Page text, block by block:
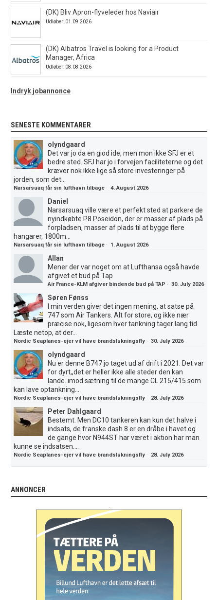
(DK) Bliv Apron-flyveleder hos Naviair
Udløber: 01.09.2026
(DK) Albatros Travel is looking for a Product
Manager, Africa
Udløber: 08.08.2026
Indryk jobannonce
SENESTE KOMMENTARER
olyndgaard
Det var jo da en giod ide, men mon ikke SFJ er et
bedre sted..SFJ har jo i forvejen faciliteterne og det
kræver nok ikke lige så store investeringer på
jorden, som det...
Narsarsuaq får sin lufthavn tilbage ·4. August 2026
Daniel
Narsarsuaq ville være et perfekt sted at parkere de
nyindkøbte P8 Poseidon, der er masser af plads på
forpladsen, masser af plads til at bygge flere
hangarer, 1800m...
Narsarsuaq får sin lufthavn tilbage · 1. August 2026
Allan
Mener der var noget om at Lufthansa også havde
afgivet et bud på Tap
Air France-KLM afgiver bindende bud på TAP ·30. July 2026
Søren Fønss
I min verden giver det ingen mening, at satse på
747 som Air Tankers. Alt for store, og ikke nær
præcise nok, ligesom hver tankning tager lang tid.
Læste netop, at der...
Nordic Seaplanes-ejer vil have brandslukningsfly ·30. July 2026
olyndgaard
Nu er denne B747 jo taget ud af drift i 2021. Det var
for dyrt,,det er heller ikke alle steder den kan
lande..imod sætning til de mange CL 215/415 som
kan lave optankning...
Nordic Seaplanes-ejer vil have brandslukningsfly · 28. July 2026
Peter Dahlgaard
Bestemt. Men DC10 tankeren kan kun det halve i
indsats, de franske dash 8 er en dråbe i havet og
de gange hvor N944ST har været i aktion har man
kunne se indsatsen....
Nordic Seaplanes-ejer vil have brandslukningsfly · 28. July 2026
ANNONCER